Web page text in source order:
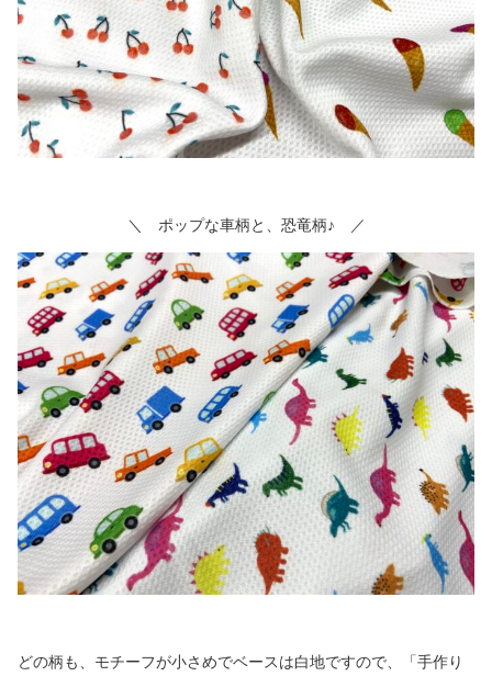
＼ ポップな車柄と、恐竜柄♪ ／
どの柄も、モチーフが小さめでベースは白地ですので、「手作り